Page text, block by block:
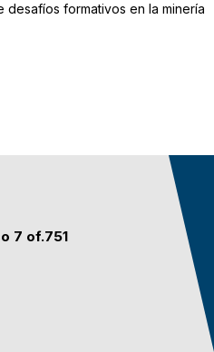
formativos en la minería
7 of.751